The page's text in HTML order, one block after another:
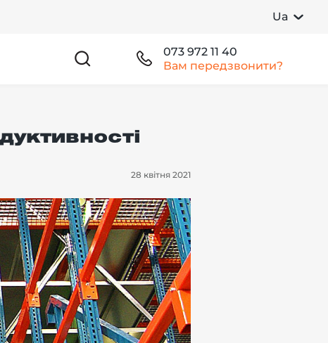
Ua
073 972 11 40
Вам передзвонити?
28 квітня 2021